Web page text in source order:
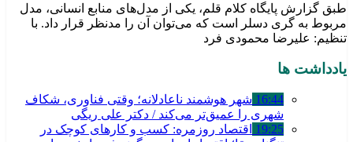
طبق گزارش پایگاه کلام قلم، یکی از مدل‌های منابع انسانی، مدل
مربوط به گری دسلر است که می‌توان آن را مدنظر قرار داد. با
تنظیم: علیرضا محمودی فرد
یادداشت ها
16:44 شهر هوشمند ناعادلانه؛ وقتی فناوری، شکاف
شهری را عمیق‌تر می‌کند / دکتر علی ریگی
19:25 اقتصاد روزمره: کسب‌ و کارهای کوچک در